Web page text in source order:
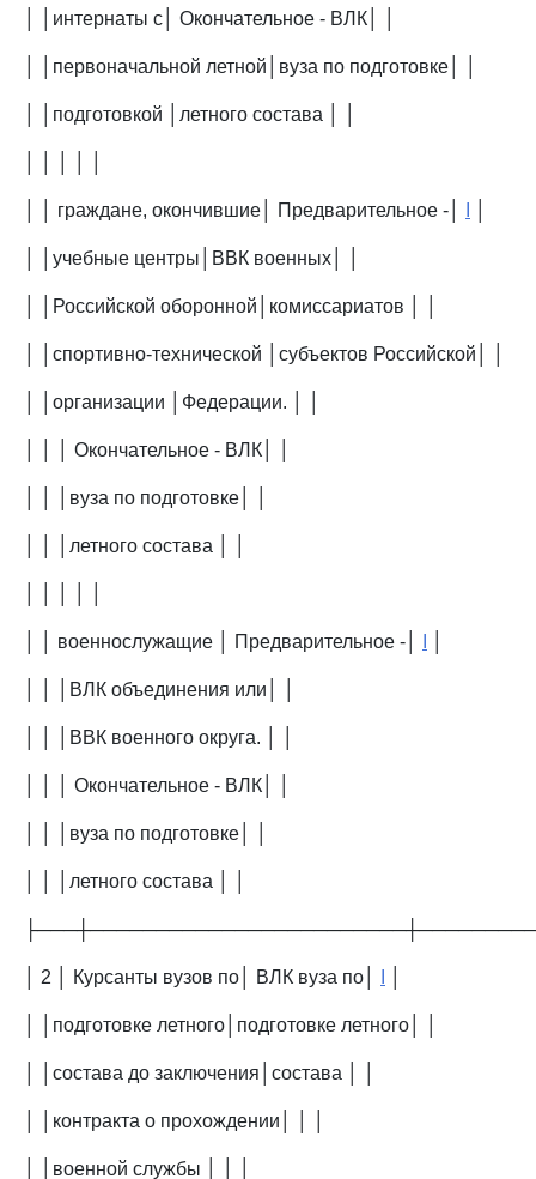
│ │интернаты с│ Окончательное - ВЛК│ │
│ │первоначальной летной│вуза по подготовке│ │
│ │подготовкой │летного состава │ │
│ │ граждане, окончившие│ Предварительное -│
│ │учебные центры│ВВК военных│ │
│ │Российской оборонной│комиссариатов │ │
│ │спортивно-технической │субъектов Российской│ │
│ │организации │Федерации. │ │
│ │ │ Окончательное - ВЛК│ │
│ │ │вуза по подготовке│ │
│ │ │летного состава │ │
│ │ военнослужащие │ Предварительное -│
│ │ │ВЛК объединения или│ │
│ │ │ВВК военного округа. │ │
│ │ │ Окончательное - ВЛК│ │
│ │ │вуза по подготовке│ │
│ │ │летного состава │ │
│ 2 │ Курсанты вузов по│ ВЛК вуза по│
│ │подготовке летного│подготовке летного│ │
│ │состава до заключения│состава │ │
│ │контракта о прохождении│ │ │
│ │военной службы │ │ │